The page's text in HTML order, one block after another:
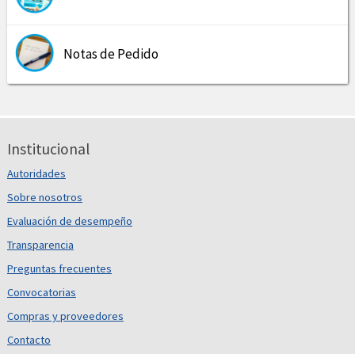
Notas de Pedido
Institucional
Autoridades
Sobre nosotros
Evaluación de desempeño
Transparencia
Preguntas frecuentes
Convocatorias
Compras y proveedores
Contacto